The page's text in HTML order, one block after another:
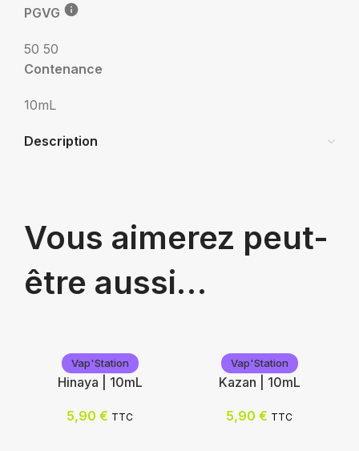
PGVG
50 50
Contenance
10mL
Description
Vous aimerez peut-
être aussi…
Vap'Station
Hinaya | 10mL
5,90 € TTC
Vap'Station
Kazan | 10mL
5,90 € TTC